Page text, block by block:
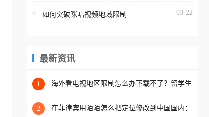
区工作、留学、定居等，都
权限制所困扰。
区时，网易云音乐也会像其
回国加速器，即可解决「海
版权限制」的问题，无论人
如何突破咪咕视频地域限制 03-22
最新资讯
1
海外看电视地区限制怎么办下载不了？留学生
2
在菲律宾用陌陌怎么把定位修改到中国国内：